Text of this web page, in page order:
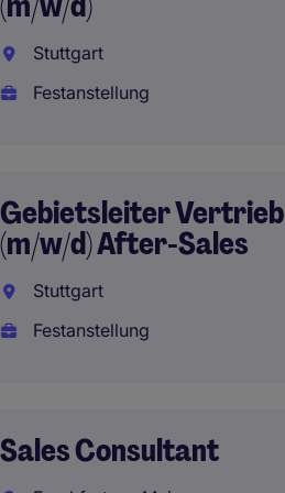
Stuttgart
Festanstellung
Gebietsleiter Vertrieb
(m/w/d) After-Sales
Stuttgart
Festanstellung
Sales Consultant